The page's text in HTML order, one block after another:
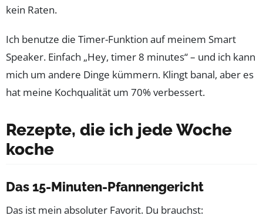
kein Raten.
Ich benutze die Timer-Funktion auf meinem Smart
Speaker. Einfach „Hey, timer 8 minutes“ – und ich kann
mich um andere Dinge kümmern. Klingt banal, aber es
hat meine Kochqualität um 70% verbessert.
Rezepte, die ich jede Woche
koche
Das 15-Minuten-Pfannengericht
Das ist mein absoluter Favorit. Du brauchst: